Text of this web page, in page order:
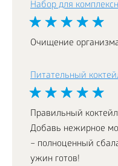
Набор для
Очищение
Питательный
Правильный
Добавь нежирное
– полноценный
ужин готов!